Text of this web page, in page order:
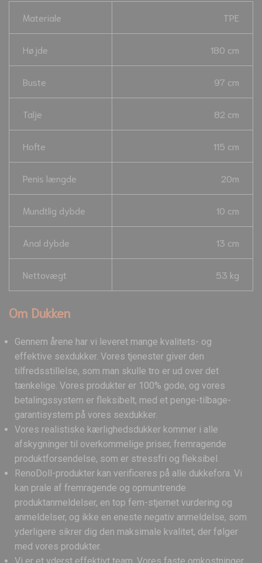
Materiale TPE
Højde 180 cm
Buste 97 cm
Talje 82 cm
Hofte 115 cm
Penis længde 20m
Mundtlig dybde 10 cm
Anal dybde 13 cm
Nettovægt 53 kg
Om Dukken
Gennem årene har vi leveret mange kvalitets- og
effektive sexdukker. Vores tjenester giver den
tilfredsstillelse, som man skulle tro er ud over det
tænkelige. Vores produkter er 100% gode, og vores
betalingssystem er fleksibelt, med et penge-tilbage-
garantisystem på vores sexdukker.
Vores realistiske kærlighedsdukker kommer i alle
afskygninger til overkommelige priser, fremragende
produktforsendelse, som er stressfri og fleksibel.
RenoDoll-produkter kan verificeres på alle dukkefora. Vi
kan prale af fremragende og opmuntrende
produktanmeldelser, en top fem-stjernet vurdering og
anmeldelser, og ikke en eneste negativ anmeldelse, som
yderligere sikrer dig den maksimale kvalitet, der følger
med vores produkter.